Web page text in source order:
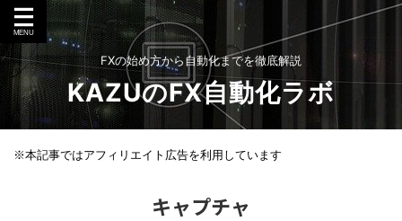
FXの始め方から自動化までを徹底解説
KAZUのFX自動化ラボ
※本記事ではアフィリエイト広告を利用しています
キャプチャ